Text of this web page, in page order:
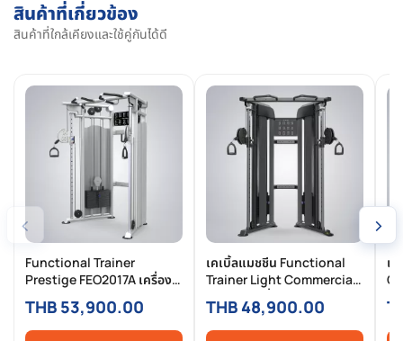
สินค้าที่เกี่ยวข้อง
สินค้าที่ใกล้เคียงและใช้คู่กันได้ดี
‹
Functional Trainer
Prestige FEO2017A เครื่อง
สายเคเบิล Functional
Trainer Commercial
Weight Stack คู่ 95kg x2
THB 53,900.00
เคเบิ้ลแมชชีน Functional
Trainer Light Commercial
FEO17D เครื่อง Functional
Trainer ขนาดกะทัดรัด Dual
Cable 80kg x2
THB 48,900.00
เ
›